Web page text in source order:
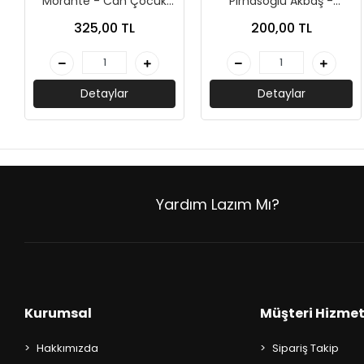
AKIL OYUNLARI + PUZZLE
SÖZLÜK ÇEŞİTLERİ
KUR'AN-I KERİM - YASİN-İ ŞERİF +
KONUŞMA KLAVUZLARI
325,00 TL
Detaylar
200,00 TL
Detaylar
Yardım Lazım Mı?
Kurumsal
Hakkımızda
Müşteri
Sipariş Takip